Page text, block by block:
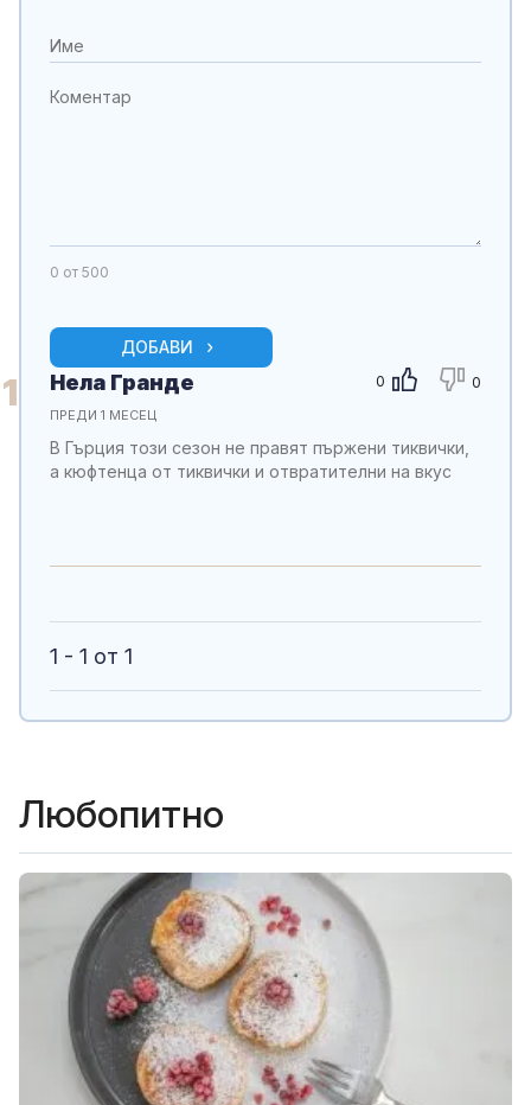
0 от 500
ДОБАВИ
1 0 0
Нела Гранде
ПРЕДИ 1 МЕСЕЦ
В Гърция този сезон не правят пържени тиквички,
а кюфтенца от тиквички и отвратителни на вкус
1 - 1 от 1
Любопитно